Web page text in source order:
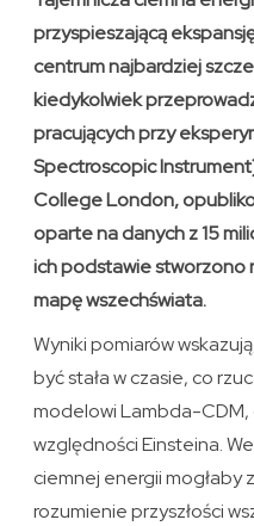
przyspieszającą
centrum najbardziej
kiedykolwiek
pracujących przy
Spectroscopic
College London,
oparte na danych z 15
ich podstawie stworzono
mapę wszechświata.
Wyniki pomiarów
być stała w czasie, co
modelowi Lambda-
względności Einsteina.
ciemnej energii mogłaby
rozumienie przyszłości